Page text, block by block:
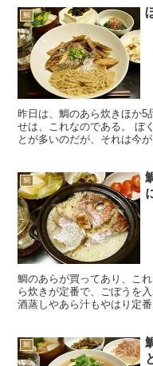
鯛
昨日は、鯛のあら炊きほか5
せは、これなのである。 ぼ
とが多いのだが、それは今
鯛
鯛のあらが買ってあり、こ
ら炊きが定番で、ごぼうを
酒蒸しやあら汁もやはり定
鯛